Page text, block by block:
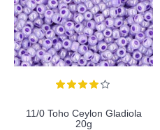
11/0 Toho Ceylon Gladiola
20g